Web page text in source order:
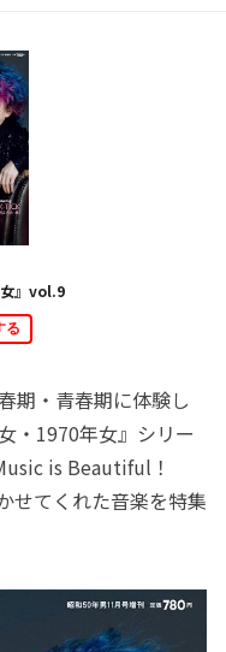
女』vol.9
る
期・青春期に体験し
・1970年女』シリー
is Beautiful！
せてくれた音楽を特集